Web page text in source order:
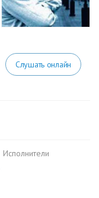
Слушать онлайн
Исполнители